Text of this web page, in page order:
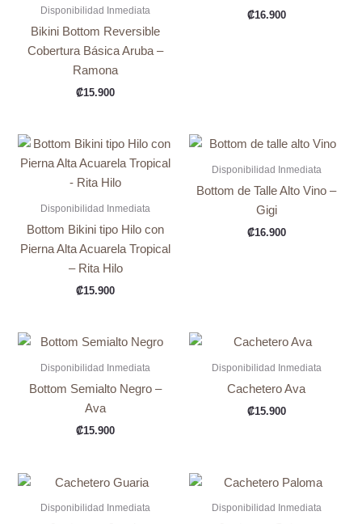
Disponibilidad Inmediata
Bikini Bottom Reversible
Cobertura Básica Aruba –
Ramona
₡15.900
₡16.900
Disponibilidad Inmediata
Bottom Bikini tipo Hilo con
Pierna Alta Acuarela Tropical
– Rita Hilo
₡15.900
Disponibilidad Inmediata
Bottom de Talle Alto Vino –
Gigi
₡16.900
Disponibilidad Inmediata
Bottom Semialto Negro –
Ava
₡15.900
Disponibilidad Inmediata
Cachetero Ava
₡15.900
Disponibilidad Inmediata Disponibilidad Inmediata